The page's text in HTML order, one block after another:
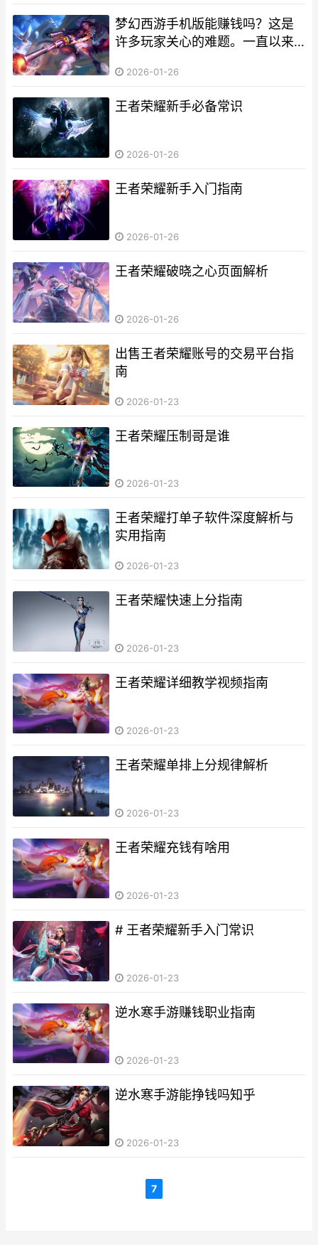
梦幻西游手机版能赚钱吗？这是
许多玩家关心的难题。一直以来
手机版继承了端游的许多玩法，
的功能。那么，通过这款游戏能
小编
2026-01-26
王者荣耀新手必备常识
2026-01-26
王者荣耀新手入门指南
2026-01-26
王者荣耀破晓之心页面解析
2026-01-26
出售王者荣耀账号的交易平台指
南
2026-01-23
王者荣耀压制哥是谁
2026-01-23
王者荣耀打单子软件深度解析与
实用指南
2026-01-23
王者荣耀快速上分指南
2026-01-23
王者荣耀详细教学视频指南
2026-01-23
王者荣耀单排上分规律解析
2026-01-23
王者荣耀充钱有啥用
2026-01-23
# 王者荣耀新手入门常识
2026-01-23
逆水寒手游赚钱职业指南
2026-01-23
逆水寒手游能挣钱吗知乎
2026-01-23
7